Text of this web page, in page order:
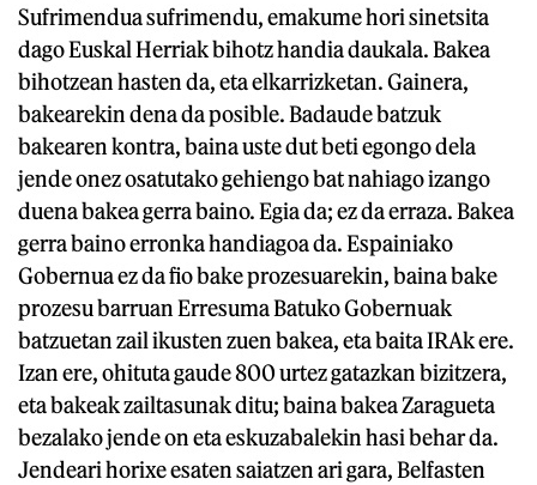
Sufrimendua sufrimendu, emakume hori sinetsita
dago Euskal Herriak bihotz handia daukala. Bakea
bihotzean hasten da, eta elkarrizketan. Gainera,
bakearekin dena da posible. Badaude batzuk
bakearen kontra, baina uste dut beti egongo dela
jende onez osatutako gehiengo bat nahiago izango
duena bakea gerra baino. Egia da; ez da erraza. Bakea
gerra baino erronka handiagoa da. Espainiako
Gobernua ez da fio bake prozesuarekin, baina bake
prozesu barruan Erresuma Batuko Gobernuak
batzuetan zail ikusten zuen bakea, eta baita IRAk ere.
Izan ere, ohituta gaude 800 urtez gatazkan bizitzera,
eta bakeak zailtasunak ditu; baina bakea Zaragueta
bezalako jende on eta eskuzabalekin hasi behar da.
Jendeari horixe esaten saiatzen ari gara, Belfasten